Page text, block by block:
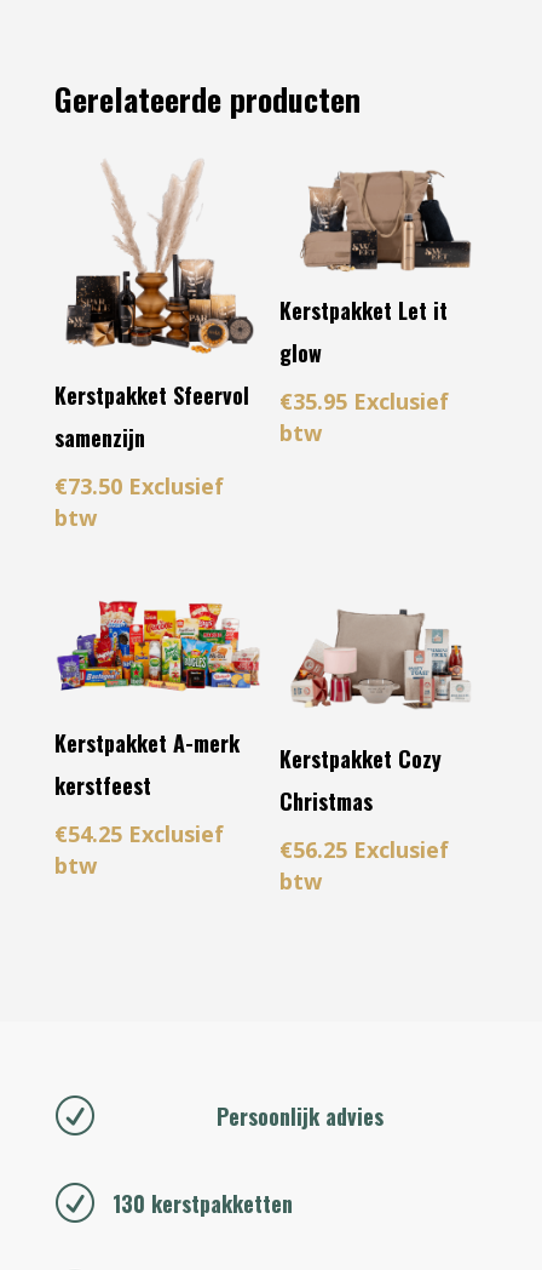
Gerelateerde producten
Kerstpakket Sfeervol
samenzijn
€73.50 Exclusief
btw
Kerstpakket Let it
glow
€35.95 Exclusief
btw
Kerstpakket A-merk
kerstfeest
€54.25 Exclusief
btw
Kerstpakket Cozy
Christmas
€56.25 Exclusief
btw
R Persoonlijk advies
R 130 kerstpakketten